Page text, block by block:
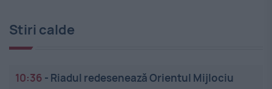
Stiri calde
10:36 - Riadul redesenează Orientul Mijlociu